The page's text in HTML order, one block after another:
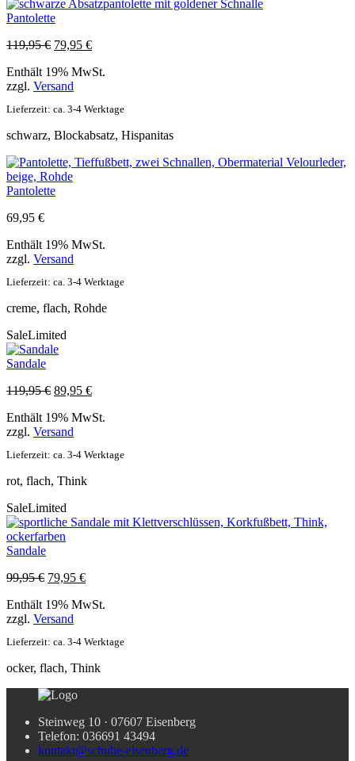
Pantolette
119,95€ Ursprünglicher
war:
119,95 €
79,95 €Aktueller
ist:
Enthält 19% MwSt.
zzgl. Versand
Lieferzeit: ca. 3-4 Werktage
schwarz, Blockabsatz, Hispanitas
Pantolette
69,95 €
Enthält 19% MwSt.
zzgl. Versand
Lieferzeit: ca. 3-4 Werktage
creme, flach, Rohde
SaleLimited
Sandale
119,95€ Ursprünglicher
war:
119,95 €
89,95 €Aktueller
ist:
Enthält 19% MwSt.
zzgl. Versand
Lieferzeit: ca. 3-4 Werktage
rot, flach, Think
SaleLimited
Sandale
99,95€ Ursprünglicher
war:
99,95 €
79,95 €Aktueller
ist:
Enthält 19% MwSt.
zzgl. Versand
Lieferzeit: ca. 3-4 Werktage
ocker, flach, Think
Steinweg 10 · 07607 Eisenberg
Telefon: 036691 43494
kontakt@schuhe-eisenberg.de